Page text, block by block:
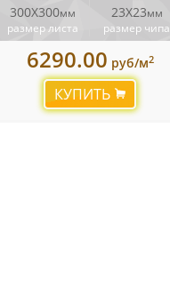
300X300мм
размер листа
23X23мм
размер чипа
6290.00 руб/м2
КУПИТЬ